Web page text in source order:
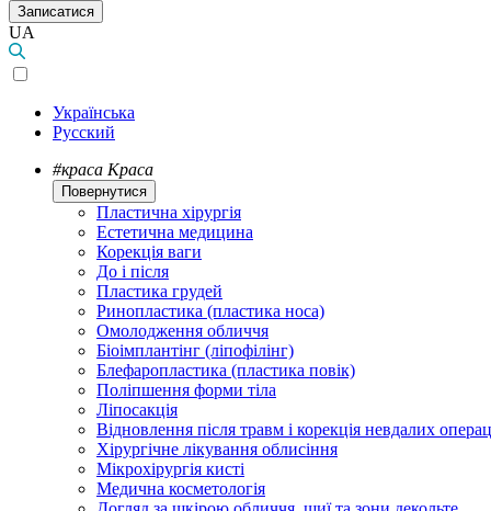
Записатися
UA
Українська
Русский
#краса Краса
Повернутися
Пластична хірургія
Естетична медицина
Корекція ваги
До і після
Пластика грудей
Ринопластика (пластика носа)
Омолодження обличчя
Біоімплантінг (ліпофілінг)
Блефаропластика (пластика повік)
Поліпшення форми тіла
Ліпосакція
Відновлення після травм і корекція невдалих
Хірургічне лікування облисіння
Мікрохірургія кисті
Медична косметологія